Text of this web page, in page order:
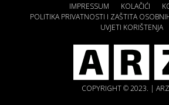
IMPRESSUM KOLAČIĆI
POLITIKA PRIVATNOSTI I ZAŠTITA
UVJETI KORIŠTENJA
COPYRIGHT © 2023. |